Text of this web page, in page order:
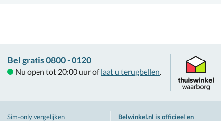
Bel gratis 0800 - 0120
Nu open tot 20:00 uur of laat u terugbellen.
Sim-only vergelijken Belwinkel.nl is officieel en